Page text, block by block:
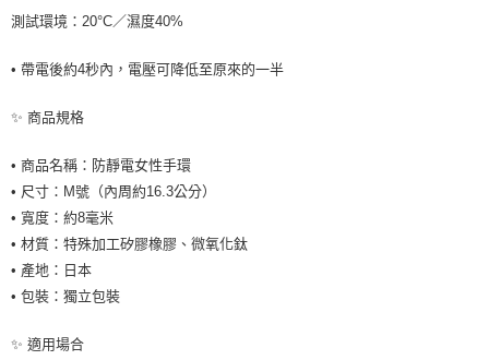
測試環境：20°C／濕度40%
• 帶電後約4秒內，電壓可降低至原來的一半
✨ 商品規格
• 商品名稱：防靜電女性手環
• 尺寸：M號（內周約16.3公分）
• 寬度：約8毫米
• 材質：特殊加工矽膠橡膠、微氧化鈦
• 產地：日本
• 包裝：獨立包裝
✨ 適用場合